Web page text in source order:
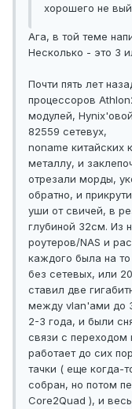
хорошего не
Ага, в той теме
Несколько - это 3
Почти пять лет
процессоров
модулей,
82559 сетевух,
noname китайских
металлу, и
отрезали морды,
обратно, и
уши от свичей, в
глубиной 32см. Из
роутеров/NAS и
каждого была на
без сетевых, или
ставил две
между vlan'ами до
2-3 года, и были
связи с переходом
работает до сих
тачки ( еще когда-
собран, но потом
Core2Quad ), и